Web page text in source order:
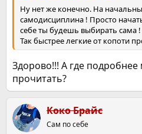
Ну нет же конечно. На
самодисциплина ! Просто
себе ты будешь выбирать сама !
Так быстрее легкие от копоти
Здорово!!! А где
прочитать?
Коко Брайс
Сам по себе